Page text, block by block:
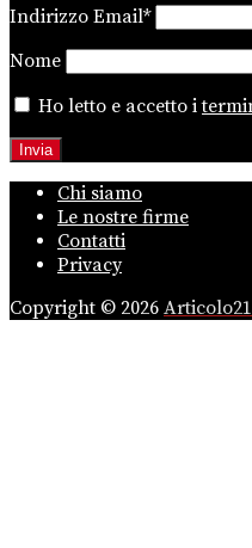
Indirizzo Email*
Nome
Ho letto e accetto i
Chi siamo
Le nostre firme
Contatti
Privacy
Copyright © 2026